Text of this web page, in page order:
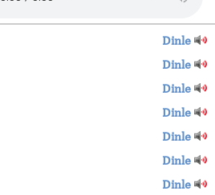
Dinle
Dinle
Dinle
Dinle
Dinle
Dinle
Dinle